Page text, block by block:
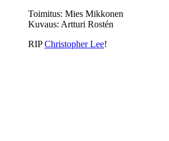
Toimitus: Mies Mikkonen
Kuvaus: Artturi Rostén
RIPChristopher Lee!